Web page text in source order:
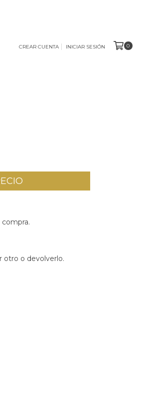
CREAR CUENTA INICIAR SESIÓN 0
otro o devolverlo.